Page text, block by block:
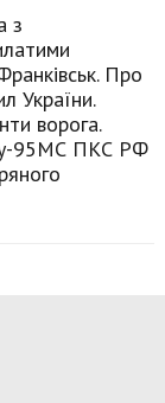
з
Про
України.
ворога.
95МС ПКС РФ